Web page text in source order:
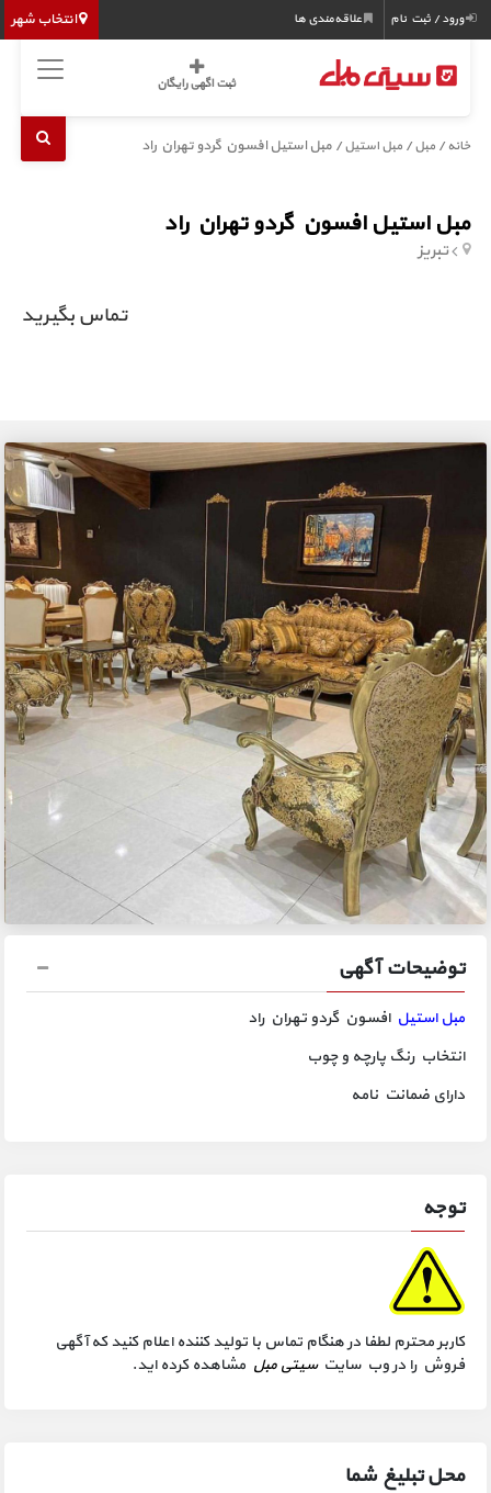
انتخاب شهر ورود / ثبت نام علاقه‌مندی ها
ثبت اگهی رایگان
خانه /مبل/مبل استیل/ مبل استیل افسون گردو تهران راد
مبل استیل افسون گردو تهران راد
تبریز
تماس بگیرید
توضیحات آگهی
مبل استیل افسون گردو تهران راد
انتخاب رنگ پارچه و چوب
دارای ضمانت نامه
توجه
کاربر محترم لطفا در هنگام تماس با تولید کننده اعلام کنید که آگهی
فروش را در وب سایتسیتی مبل مشاهده کرده اید.
محل تبلیغ شما